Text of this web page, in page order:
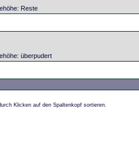
Reste
überpudert
Klicken auf den Spaltenkopf sortieren.